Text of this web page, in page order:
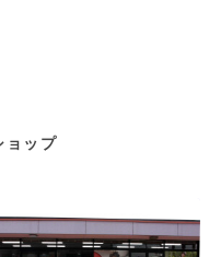
ョップ